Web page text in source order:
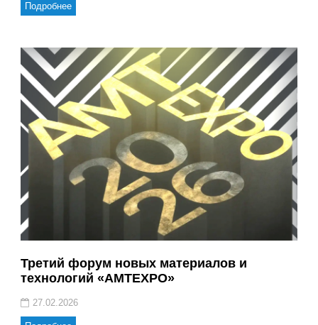
Подробнее
Третий форум новых материалов и
технологий «AMTEXPO»
27.02.2026